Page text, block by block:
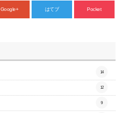
Google+ はてブ Pocket
14
12
9